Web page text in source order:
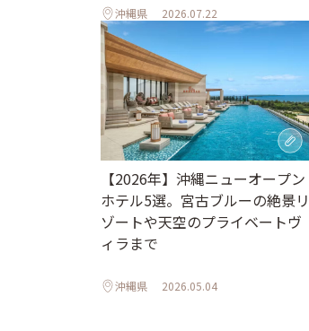
沖縄県 2026.07.22
【2026年】沖縄ニューオープン
ホテル5選。宮古ブルーの絶景リ
ゾートや天空のプライベートヴ
ィラまで
沖縄県 2026.05.04